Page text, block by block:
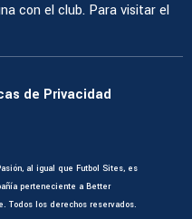
con el club. Para visitar el
de Privacidad
al igual que Futbol Sites, es
perteneciente a Better
Todos los derechos reservados.